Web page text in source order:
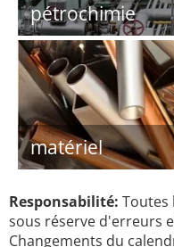
pétrochimie
matériel
Responsabilité: Toutes
sous réserve d'erreurs
Changements du